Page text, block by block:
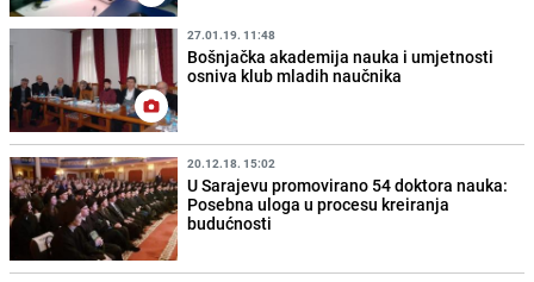
27.01.19. 11:48
Bošnjačka akademija nauka i umjetnosti
osniva klub mladih naučnika
20.12.18. 15:02
U Sarajevu promovirano 54 doktora nauka:
Posebna uloga u procesu kreiranja
budućnosti